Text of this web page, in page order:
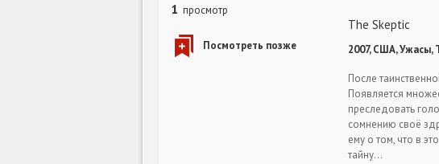
1 просмотр
The Skeptic
2007, США, Ужасы,
После
Появляется
преследовать
сомнению своё
ему о том, что в
тайну…